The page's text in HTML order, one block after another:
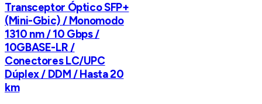
Transceptor Óptico SFP+
(Mini-Gbic) / Monomodo
1310 nm / 10 Gbps /
10GBASE-LR /
Conectores LC/UPC
Dúplex / DDM / Hasta 20
km